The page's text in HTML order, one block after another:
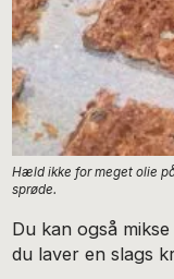
Hæld ikke for meget olie
sprøde.
Du kan også
du laver en slags